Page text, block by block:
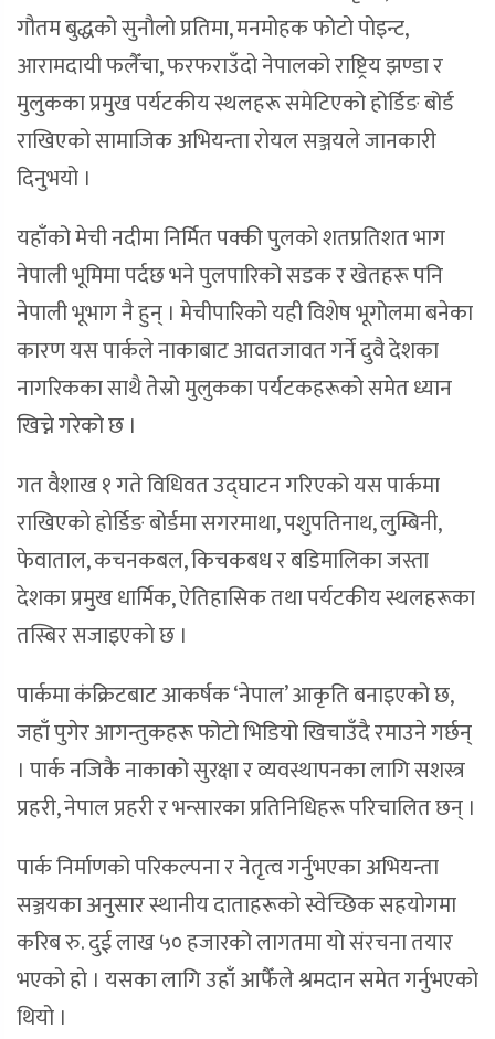
गौतम बुद्धको सुनौलो प्रतिमा, मनमोहक फोटो पोइन्ट,
आरामदायी फलैँचा, फरफराउँदो नेपालको राष्ट्रिय झण्डा र
मुलुकका प्रमुख पर्यटकीय स्थलहरू समेटिएको होर्डिङ बोर्ड
राखिएको सामाजिक अभियन्ता रोयल सञ्जयले जानकारी
दिनुभयो ।
यहाँको मेची नदीमा निर्मित पक्की पुलको शतप्रतिशत भाग
नेपाली भूमिमा पर्दछ भने पुलपारिको सडक र खेतहरू पनि
नेपाली भूभाग नै हुन् । मेचीपारिको यही विशेष भूगोलमा बनेका
कारण यस पार्कले नाकाबाट आवतजावत गर्ने दुवै देशका
नागरिकका साथै तेस्रो मुलुकका पर्यटकहरूको समेत ध्यान
खिच्ने गरेको छ ।
गत वैशाख १ गते विधिवत उद्घाटन गरिएको यस पार्कमा
राखिएको होर्डिङ बोर्डमा सगरमाथा, पशुपतिनाथ, लुम्बिनी,
फेवाताल, कचनकबल, किचकबध र बडिमालिका जस्ता
देशका प्रमुख धार्मिक, ऐतिहासिक तथा पर्यटकीय स्थलहरूका
तस्बिर सजाइएको छ ।
पार्कमा कंक्रिटबाट आकर्षक ‘नेपाल’ आकृति बनाइएको छ,
जहाँ पुगेर आगन्तुकहरू फोटो भिडियो खिचाउँदै रमाउने गर्छन्
। पार्क नजिकै नाकाको सुरक्षा र व्यवस्थापनका लागि सशस्त्र
प्रहरी, नेपाल प्रहरी र भन्सारका प्रतिनिधिहरू परिचालित छन् ।
पार्क निर्माणको परिकल्पना र नेतृत्व गर्नुभएका अभियन्ता
सञ्जयका अनुसार स्थानीय दाताहरूको स्वेच्छिक सहयोगमा
करिब रु. दुई लाख ५० हजारको लागतमा यो संरचना तयार
भएको हो । यसका लागि उहाँ आफैँले श्रमदान समेत गर्नुभएको
थियो ।